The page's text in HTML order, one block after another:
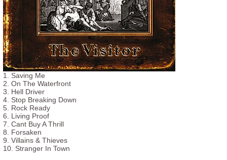
1. Saving Me
2. On The Waterfront
3. Hell Driver
4. Stop Breaking Down
5. Rock Ready
6. Living Proof
7. Cant Buy A Thrill
8. Forsaken
9. Villains & Thieves
10. Stranger In Town